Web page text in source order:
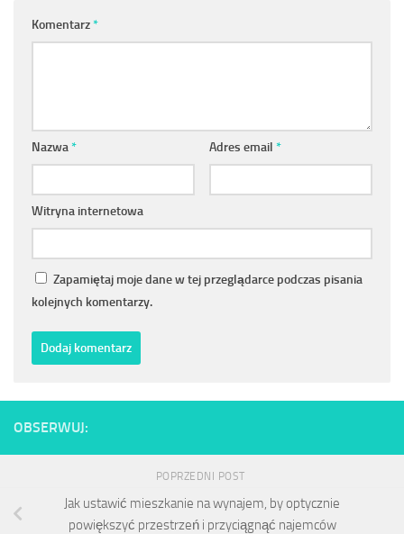
Komentarz*
Nazwa* Adres email *
Witryna internetowa
Zapamiętaj moje dane w tej przeglądarce podczas pisania
kolejnych komentarzy.
OBSERWUJ:
POPRZEDNI POST
Jak ustawić mieszkanie na wynajem, by optycznie
powiększyć przestrzeń i przyciągnąć najemców